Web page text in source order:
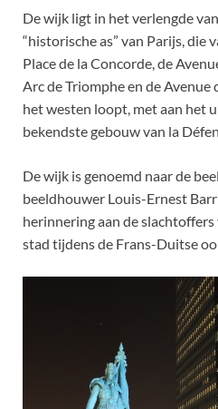
De wijk ligt in het verlengde
“historische as” van Parijs, die
Place de la Concorde, de
Arc de Triomphe en de Avenue
het westen loopt, met aan het
bekendste gebouw van la
De wijk is genoemd naar de
beeldhouwer Louis-Ernest
herinnering aan de
stad tijdens de Frans-Duitse